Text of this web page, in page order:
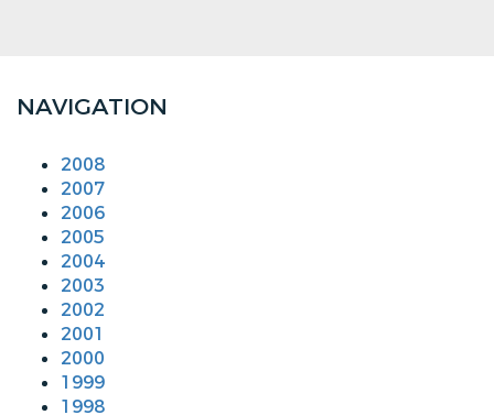
NAVIGATION
2008
2007
2006
2005
2004
2003
2002
2001
2000
1999
1998